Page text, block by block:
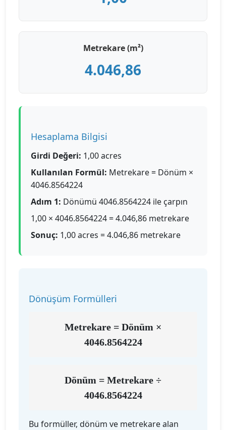
Metrekare (m²)
4.046,86
Hesaplama Bilgisi
Girdi Değeri: 1,00 acres
Kullanılan Formül: Metrekare = Dönüm ×
4046.8564224
Adım 1: Dönümü 4046.8564224 ile çarpın
1,00 × 4046.8564224 = 4.046,86 metrekare
Sonuç: 1,00 acres = 4.046,86 metrekare
Dönüşüm Formülleri
Metrekare = Dönüm ×
4046.8564224
Dönüm = Metrekare ÷
4046.8564224
Bu formüller, dönüm ve metrekare alan